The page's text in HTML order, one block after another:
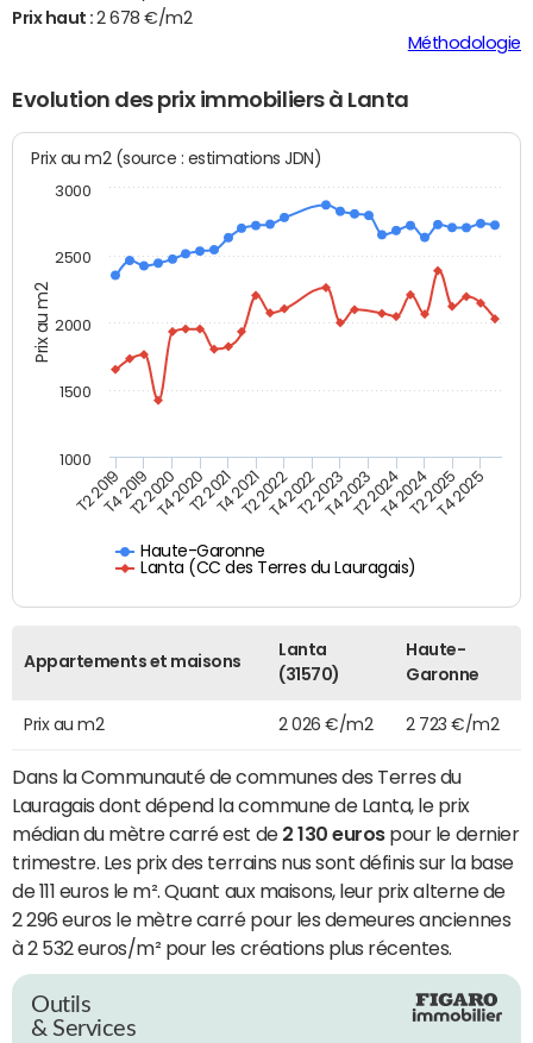
Prix haut :2 678 €/m2
Méthodologie
Evolution des prix immobiliers à Lanta
Prix au m2
Prix au m2 (source : estimations JDN)
Haute-Garonne
Lanta (CC des Terres du Lauragais)
T2 2019T4 2019T2 2020T4 2020T2 2021T4 2021T2 2022T4 2022T2 2023T4 2023T2 2024T4 2024T2 2025T4 2025
1000
1500
2000
2500
3000
Appartements et maisons
Lanta
(31570)
Haute-
Garonne
Prix au m2 2 026 €/m2 2 723 €/m2
Dans la Communauté de communes des Terres du
Lauragais dont dépend la commune de Lanta, le prix
médian du mètre carré est de 2 130 eurospour le dernier
trimestre. Les prix des terrains nus sont définis sur la base
de 111 euros le m². Quant aux maisons, leur prix alterne de
2 296 euros le mètre carré pour les demeures anciennes
à 2 532 euros/m² pour les créations plus récentes.
Outils
& Services